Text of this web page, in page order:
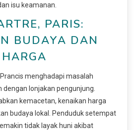
isu keamanan.
PARIS:
BUDAYA DAN
menghadapi masalah
lonjakan pengunjung.
kemacetan, kenaikan harga
budaya lokal. Penduduk setempat
tidak layak huni akibat